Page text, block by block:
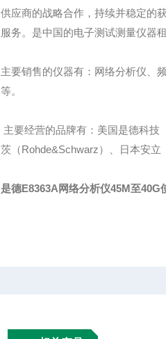
供应商的战略合作，持续并稳定的
服务。是中国的电子测试测量仪器
主要销售的仪器有：网络分析仪、
等。
主要经营的品牌有：美国是德科技
茨（Rohde&Schwarz）、日本安立
是德E8363A网络分析仪45M至40G